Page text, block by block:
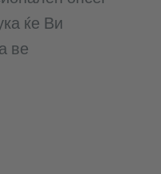
ќе Ви
ве